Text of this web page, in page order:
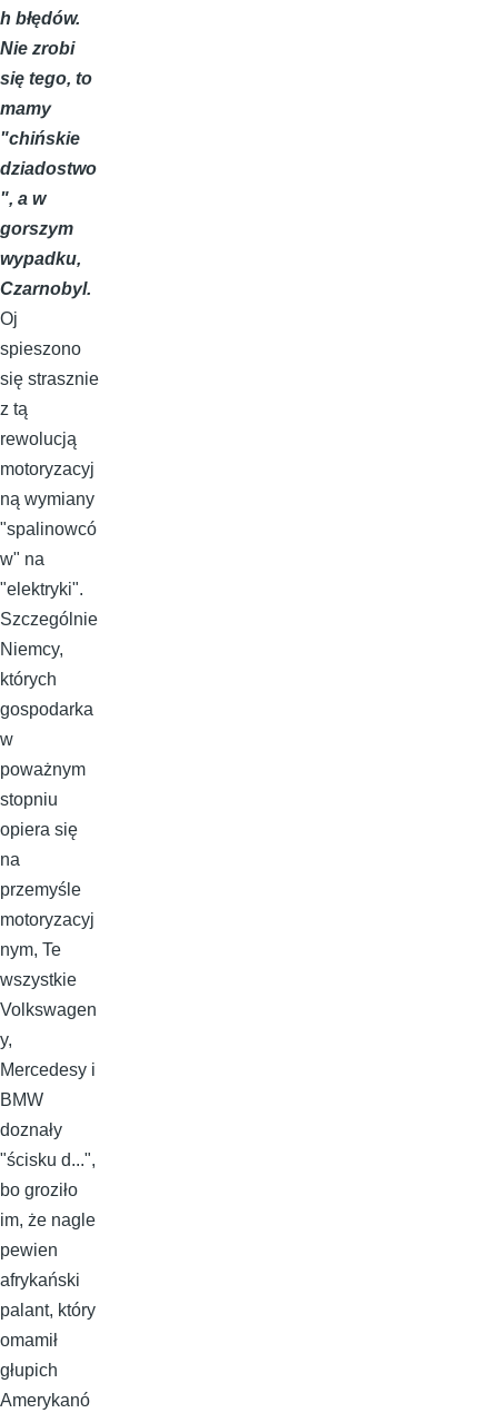
h błędów.
Nie zrobi
się tego, to
mamy
"chińskie
dziadostwo
", a w
gorszym
wypadku,
Czarnobyl.
Oj
spieszono
się strasznie
z tą
rewolucją
motoryzacyj
ną wymiany
"spalinowcó
w" na
"elektryki".
Szczególnie
Niemcy,
których
gospodarka
w
poważnym
stopniu
opiera się
na
przemyśle
motoryzacyj
nym, Te
wszystkie
Volkswagen
y,
Mercedesy i
BMW
doznały
"ścisku d...",
bo groziło
im, że nagle
pewien
afrykański
palant, który
omamił
głupich
Amerykanó